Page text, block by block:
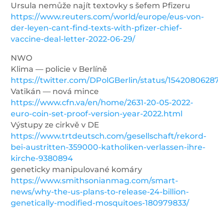
Ursula nemůže najít textovky s šefem Pfizeru
https://www.reuters.com/world/europe/eus-von-
der-leyen-cant-find-texts-with-pfizer-chief-
vaccine-deal-letter-2022-06-29/
NWO
Klima — policie v Berlíně
https://twitter.com/DPolGBerlin/status/
Vatikán — nová mince
https://www.cfn.va/en/home/2631-20-05-2022-
euro-coin-set-proof-version-year-2022.html
Výstupy ze cirkvě v DE
https://www.trtdeutsch.com/gesellschaft/rekord-
bei-austritten-359000-katholiken-verlassen-ihre-
kirche-9380894
geneticky manipulované komáry
https://www.smithsonianmag.com/smart-
news/why-the-us-plans-to-release-24-billion-
genetically-modified-mosquitoes-180979833/